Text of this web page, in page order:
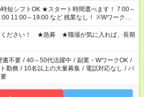
ート時間選べます！ 7:00～
～19:00 など 残業なし！ ※Wワークの
と合わせ週40時間超の就業はご案内できませ
、週20時間以上勤務は社会保険への加入対象
者派遣法（日雇い派遣の原則禁止）により、
就業はご案内が難しい場合があります
ください！ ★急募 ★職場が気に入れば、長期
書不要 / 40～50代活躍中 / 副業・WワークOK /
勤務 / 10名以上の大量募集 / 電話対応なし / パ